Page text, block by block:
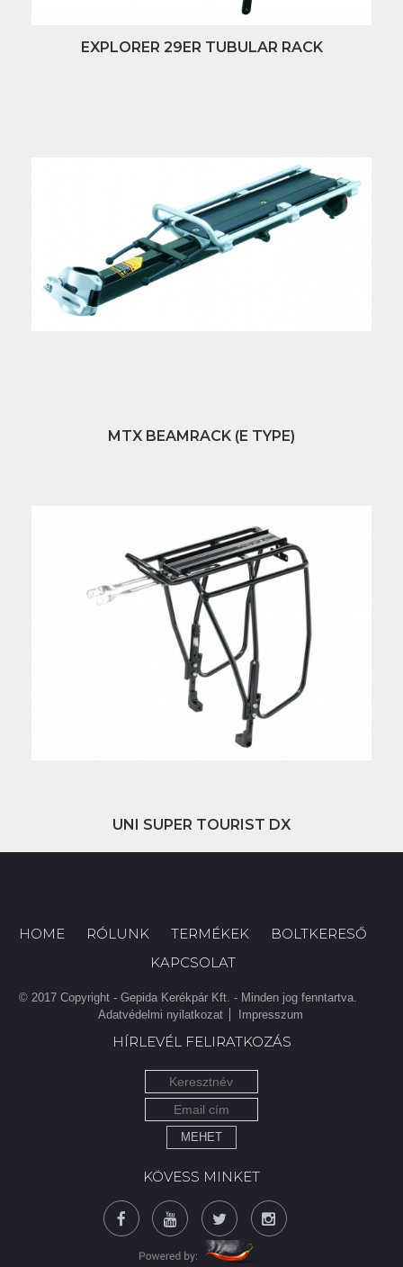
EXPLORER 29ER TUBULAR RACK
MTX BEAMRACK (E TYPE)
UNI SUPER TOURIST DX
HOME RÓLUNK TERMÉKEK
BOLTKERESŐ
KAPCSOLAT
© 2017 Copyright - Gepida Kerékpár Kft. - Minden jog fenntartva.
Adatvédelmi nyilatkozat
Impresszum
HÍRLEVÉL FELIRATKOZÁS
MEHET
KÖVESS MINKET